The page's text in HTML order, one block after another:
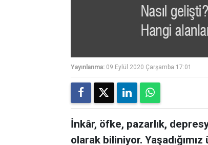
Yayınlanma: 09 Eylül 2020 Çarşamba 17:01
İnkâr, öfke, pazarlık,
olarak biliniyor.